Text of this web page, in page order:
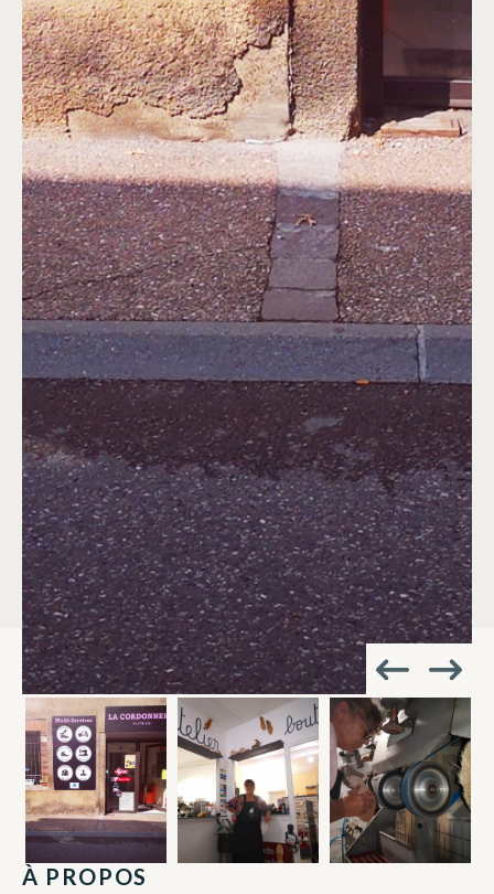
À PROPOS